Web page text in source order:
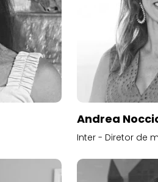
Andrea
Inter - Diretor de